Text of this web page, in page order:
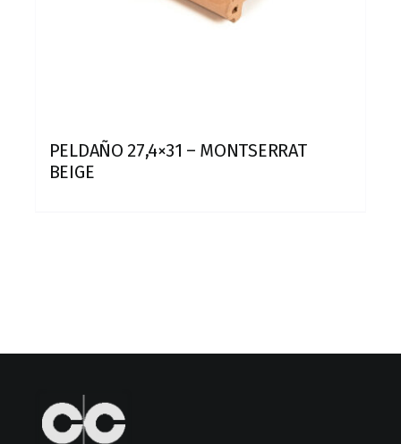
PELDAÑO 27,4×31 – MONTSERRAT
BEIGE